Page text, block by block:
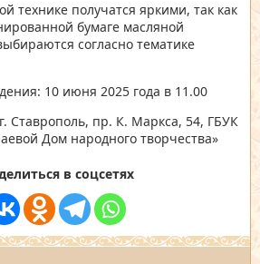
технике получатся яркими, так как
бумаге масляной
согласно тематике
10 июня 2025 года в 11.00
Ставрополь, пр. К. Маркса, 54, ГБУК
Дом народного творчества»
в соцсетях